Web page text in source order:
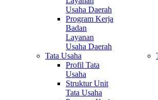
Usaha Daerah
Program Kerja
Badan
Layanan
Usaha Daerah
Tata Usaha
Profil Tata
Usaha
Struktur Unit
Tata Usaha